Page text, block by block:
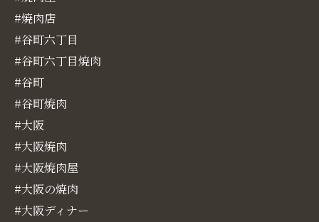
#焼肉店
#谷町六丁目
#谷町六丁目焼肉
#谷町
#谷町焼肉
#大阪
#大阪焼肉
#大阪焼肉屋
#大阪の焼肉
#大阪ディナー